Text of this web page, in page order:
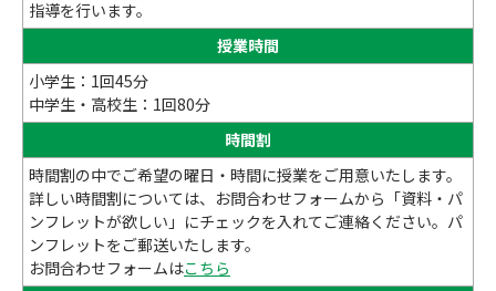
指導を行います。
授業時間
小学生：1回45分
中学生・高校生：1回80分
時間割
時間割の中でご希望の曜日・時間に授業をご用意いたします。
詳しい時間割については、お問合わせフォームから「資料・パ
ンフレットが欲しい」にチェックを入れてご連絡ください。パ
ンフレットをご郵送いたします。
お問合わせフォームはこちら